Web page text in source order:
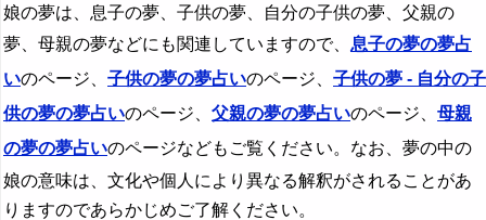
娘の夢は、息子の夢、子供の夢、自分の子供の夢、父親の
夢、母親の夢などにも関連していますので、 息子の夢の夢占
いのページ、 子供の夢の夢占いのページ、 子供の夢 - 自分の子
供の夢の夢占いのページ、 父親の夢の夢占いのページ、 母親
の夢の夢占いのページなどもご覧ください。なお、夢の中の
娘の意味は、文化や個人により異なる解釈がされることがあ
りますのであらかじめご了解ください。